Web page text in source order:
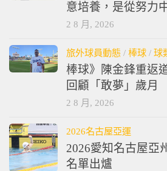
意培養，是從努力
2 8 月, 2026
旅外球員動態 / 棒球 / 球
棒球》陳金鋒重返
回顧「敢夢」歲月
2 8 月, 2026
2026名古屋亞運
2026愛知名古屋亞
名單出爐